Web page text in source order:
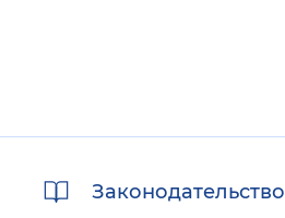
ссылкиЗаконодательство